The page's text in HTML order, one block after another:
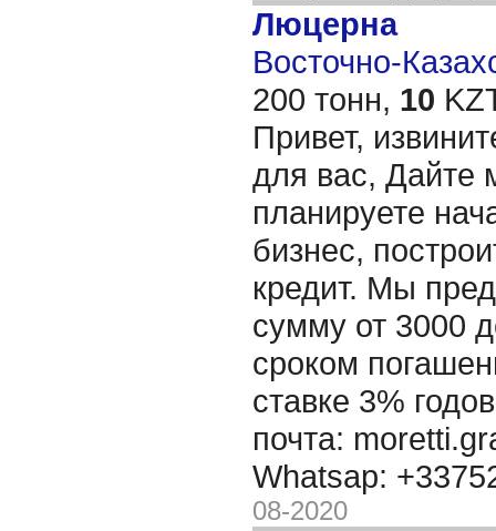
Люцерна
Восточно-
200 тонн, 10
Привет,
для вас, Дайте
планируете
бизнес,
кредит. Мы
сумму от 3000
сроком
ставке 3%
почта:
Whatsap:
08-2020